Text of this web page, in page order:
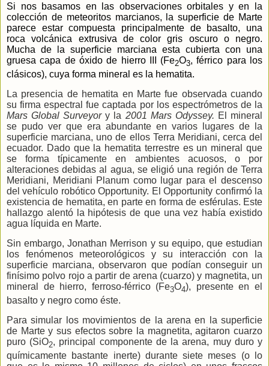
Si nos basamos en las observaciones orbitales y en la
colección de meteoritos marcianos, la superficie de Marte
parece estar compuesta principalmente de basalto, una
roca volcánica extrusiva de color gris oscuro o negro.
Mucha de la superficie marciana esta cubierta con una
gruesa capa de óxido de hierro III (Fe2O3, férrico para los
clásicos), cuya forma mineral es la hematita.
La presencia de hematita en Marte fue observada cuando
su firma espectral fue captada por los espectrómetros de la
Mars Global Surveyory la 2001 Mars Odyssey. El mineral
se pudo ver que era abundante en varios lugares de la
superficie marciana, uno de ellos Terra Meridiani, cerca del
ecuador. Dado que la hematita terrestre es un mineral que
se forma típicamente en ambientes acuosos, o por
alteraciones debidas al agua, se eligió una región de Terra
Meridiani, Meridiani Planum como lugar para el descenso
del vehículo robótico Opportunity. El Opportunity confirmó la
existencia de hematita, en parte en forma de esférulas. Este
hallazgo alentó la hipótesis de que una vez había existido
agua líquida en Marte.
Sin embargo, Jonathan Merrison y su equipo, que estudian
los fenómenos meteorológicos y su interacción con la
superficie marciana, observaron que podían conseguir un
finísimo polvo rojo a partir de arena (cuarzo) y magnetita, un
mineral de hierro, ferroso-férrico (Fe3O4), presente en el
basalto y negro como éste.
Para simular los movimientos de la arena en la superficie
de Marte y sus efectos sobre la magnetita, agitaron cuarzo
puro (SiO2, principal componente de la arena, muy duro y
químicamente bastante inerte) durante siete meses (o lo